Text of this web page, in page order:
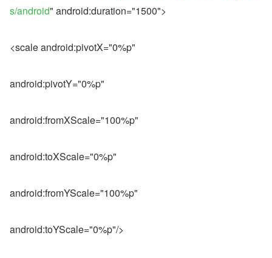
s/android" android:duration="1500">
<scale android:pivotX="0%p"
android:pivotY="0%p"
android:fromXScale="100%p"
android:toXScale="0%p"
android:fromYScale="100%p"
android:toYScale="0%p"/>